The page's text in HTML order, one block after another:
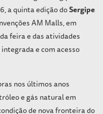
a quinta edição doSergipe
AM Malls, em
feira e das atividades
e com acesso
nos últimos anos
e gás natural em
de nova fronteira do